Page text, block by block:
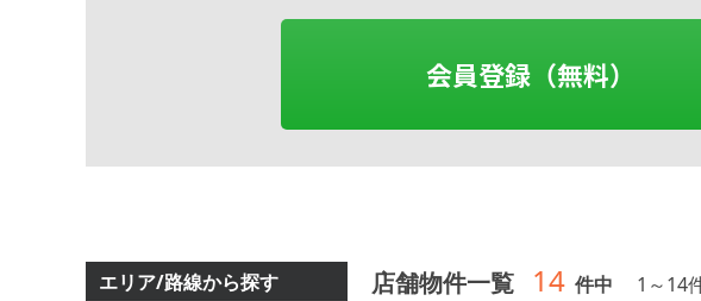
会員登録（無料）
エリア/路線から探す 店舗物件一覧 14 件中 1 ～14